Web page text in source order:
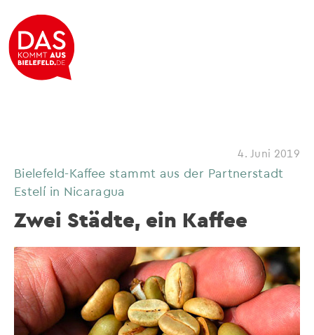
4. Juni 2019
Bielefeld-Kaffee stammt aus der Partnerstadt
Estelí in Nicaragua
Zwei Städte, ein Kaffee